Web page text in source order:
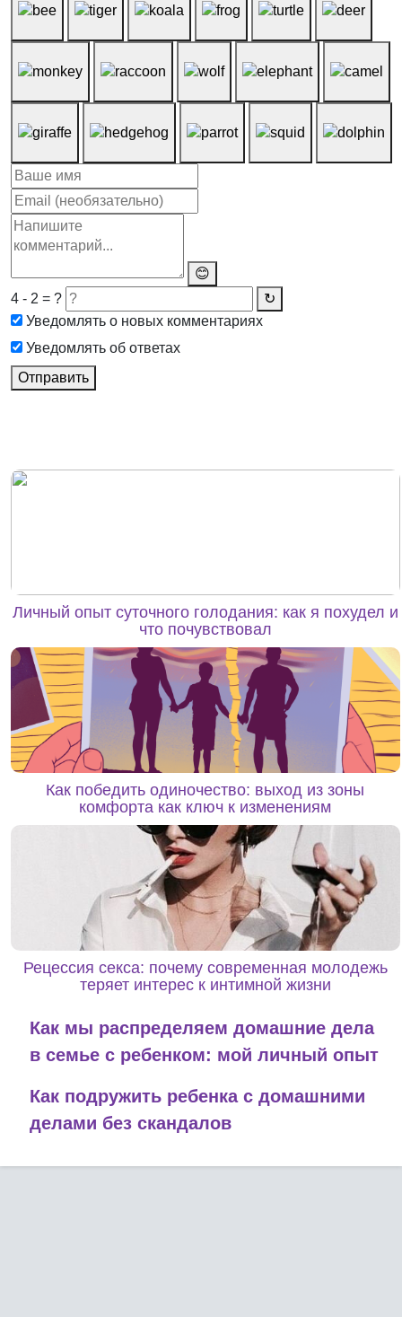
😊
4 - 2 = ?
↻
Уведомлять о новых комментариях
Уведомлять об ответах
Отправить
Личный опыт суточного голодания: как я похудел и
что почувствовал
Как победить одиночество: выход из зоны
комфорта как ключ к изменениям
Рецессия секса: почему современная молодежь
теряет интерес к интимной жизни
Как мы распределяем домашние дела
в семье с ребенком: мой личный опыт
Как подружить ребенка с домашними
делами без скандалов